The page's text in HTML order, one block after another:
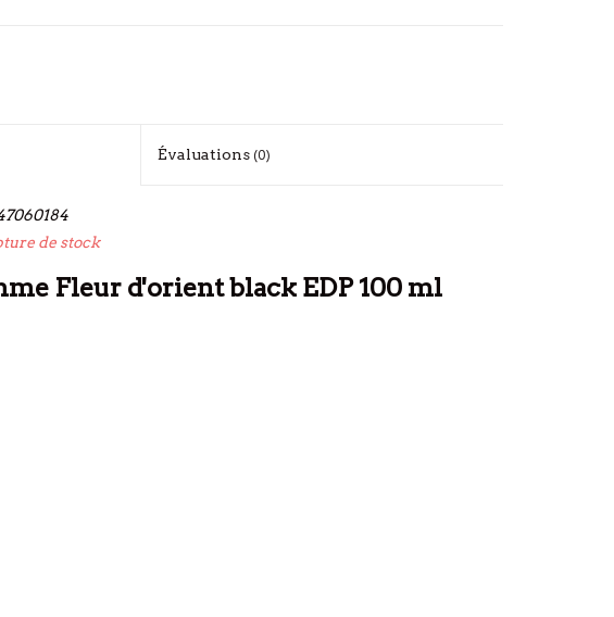
Évaluations (0)
de stock
Fleur d'orient black EDP 100 ml